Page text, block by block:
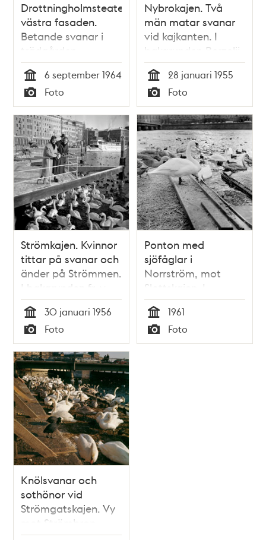
Drottningholmsteatern;
västra fasaden.
Betande svanar i
trädgården
Tid
6 september 1964
Typ
Foto
Nybrokajen. Två
män matar svanar
vid kajkanten. I
bakgrunden Berzelii
Park och t. h.
ångbåtar
Tid
28 januari 1955
Typ
Foto
Strömkajen. Kvinnor
tittar på svanar och
änder på Strömmen.
I bakgrunden fr. v.
Grand Hotel och
Bolinderska huset
(Kungliga
Automobilklubbens
föreningshus)
Tid
30 januari 1956
Typ
Foto
Ponton med
sjöfåglar i
Norrström, mot
Slottskajen. I
förgrunden en svan
Tid
1961
Typ
Foto
Knölsvanar och
sothönor vid
Strömgatskajen. Vy
mot Strömbron